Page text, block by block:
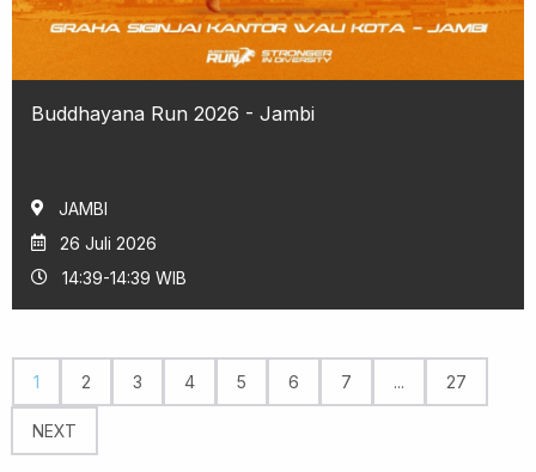
Buddhayana Run 2026 - Jambi
JAMBI
26 Juli 2026
14:39-14:39 WIB
1 2 3 4 5 6 7 ... 27
NEXT